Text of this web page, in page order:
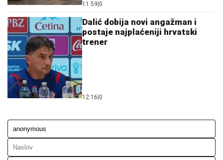
11:59 0
Dalić dobija novi angažman i
postaje najplaćeniji hrvatski
trener
12:16 0